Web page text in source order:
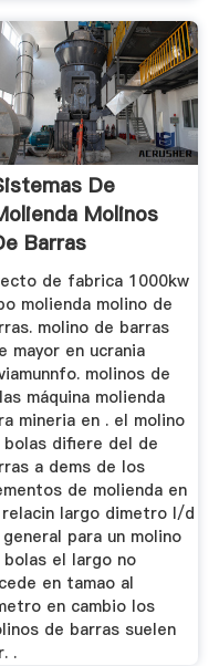
De
Molinos
Barras
de fabrica 1000kw
molienda molino de
molino de barras
mayor en ucrania
molinos de
máquina molienda
mineria en . el molino
bolas difiere del de
a dems de los
de molienda en
relacin largo dimetro l/d
general para un molino
bolas el largo no
en tamao al
en cambio los
de barras suelen
.